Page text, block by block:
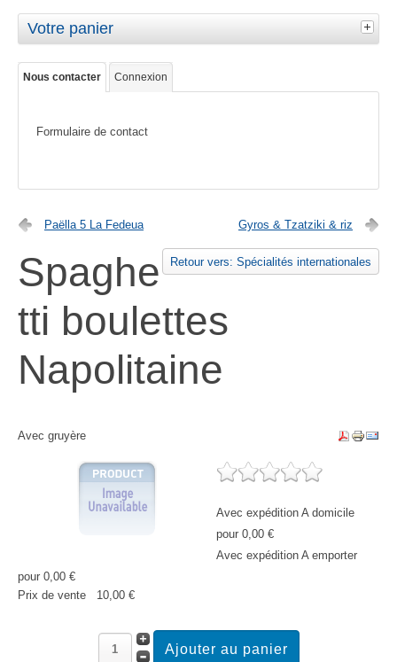
Votre panier
Nous contacter Connexion
Formulaire de contact
Paëlla 5 La Fedeua Gyros & Tzatziki & riz
Retour vers: Spécialités internationales
Spaghe
tti boulettes
Napolitaine
Avec gruyère
Avec expédition A domicile
pour 0,00 €
Avec expédition A emporter
pour 0,00 €
Prix ​​de vente
10,00 €